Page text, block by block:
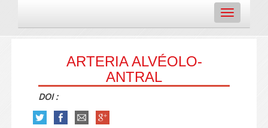
Toggle
navigation
ARTERIA ALVÉOLO-
ANTRAL
DOI :